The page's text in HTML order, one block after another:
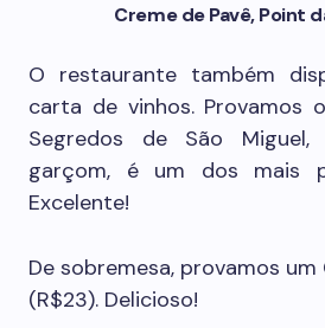
Creme de Pavê, Point
O restaurante também
carta de vinhos. Provamos
Segredos de São
garçom, é um dos mais
Excelente!
De sobremesa, provamos um
(R$23). Delicioso!